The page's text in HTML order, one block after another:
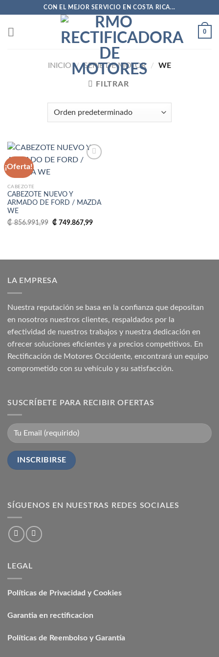
contenido
CON EL MEJOR SERVICIO EN COSTA RICA...
0
INICIO / SERIE DE MOTOR / WE
FILTRAR
¡Oferta!
de
CABEZOTE
CABEZOTE NUEVO Y
ARMADO DE FORD / MAZDA
WE
₡856.991,99 El
precio
₡ 749.867,99El
LA EMPRESA
Nuestra reputación se basa en la confianza que depositan
en nosotros nuestros clientes, respaldados por la
efectividad de nuestros trabajos y nuestra dedicación en
ofrecer soluciones eficientes y a precios competitivos. En
Rectificación de Motores Occidente, encontrará un equipo
comprometido con su vehículo y su satisfacción.
SUSCRÍBETE PARA RECIBIR OFERTAS
SÍGUENOS EN NUESTRAS REDES SOCIALES
LEGAL
Políticas de Privacidad y Cookies
Garantia en rectificacion
Políticas de Reembolso y Garantía